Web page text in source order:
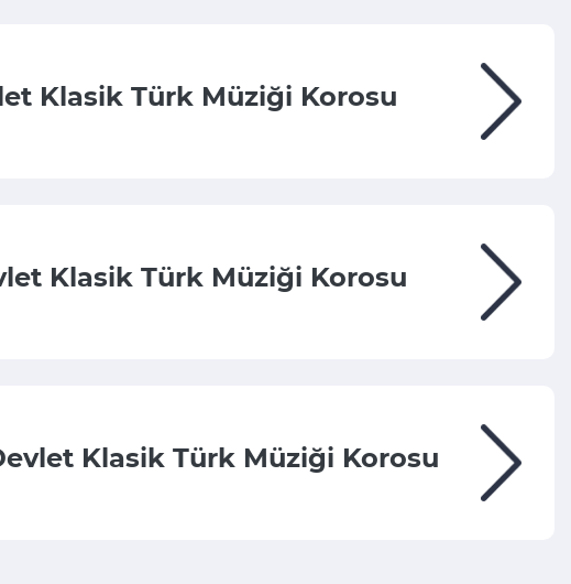
Klasik Türk Müziği Korosu
Klasik Türk Müziği Korosu
Klasik Türk Müziği Korosu